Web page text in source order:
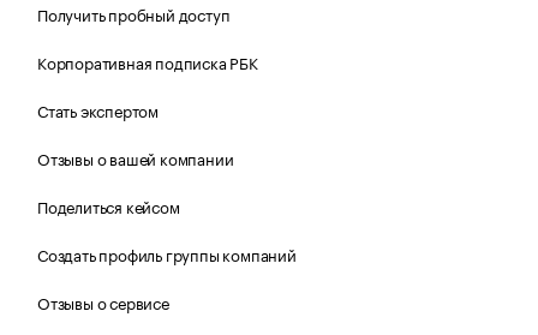
Получить пробный доступ
Корпоративная подписка РБК
Стать экспертом
Отзывы о вашей компании
Поделиться кейсом
Создать профиль группы компаний
Отзывы о сервисе